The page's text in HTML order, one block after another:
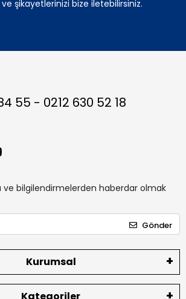
şikayetlerinizi bize iletebilirsiniz.
55 - 0212 630 52 18
ve bilgilendirmelerden haberdar olmak
Gönder
Kurumsal